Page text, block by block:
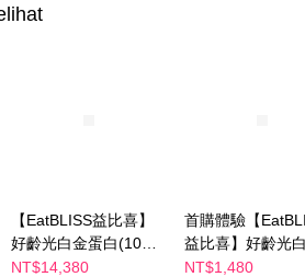
atau pemberitahuan tolak aplikasi
anda sebelum anda menerima
tiada jaminan bahawa anda boleh
tempoh pembayaran (cth.: produk
mungkin mengambil masa yang lebih
percuma untuk pesanan
percuma untuk pesanan
【EatBLISS益比喜】
好齡光白金蛋白(10包/
盒)10包x15盒｜白金健
NT$14,380
首購體驗【
益比喜】好齡光
白(金/葷食)/白金
NT$1,480